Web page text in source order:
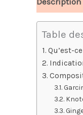
Table
Qu’est-